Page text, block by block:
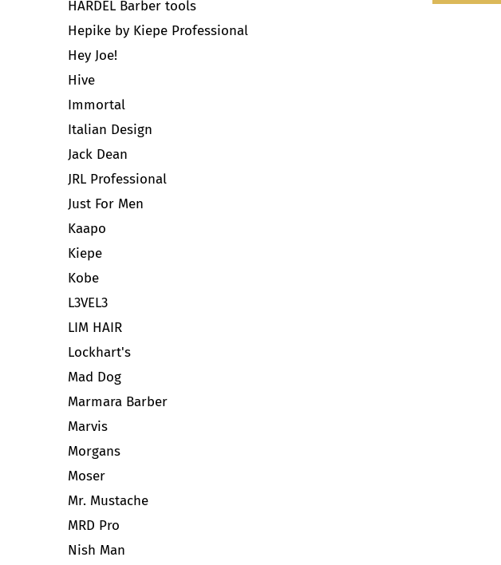
HARDEL Barber tools
Hepike by Kiepe Professional
Hey Joe!
Hive
Immortal
Italian Design
Jack Dean
JRL Professional
Just For Men
Kaapo
Kiepe
Kobe
L3VEL3
LIM HAIR
Lockhart's
Mad Dog
Marmara Barber
Marvis
Morgans
Moser
Mr. Mustache
MRD Pro
Nish Man